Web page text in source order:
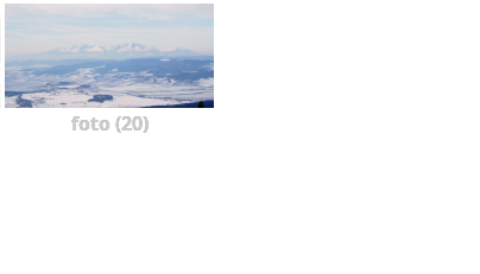
foto (20)